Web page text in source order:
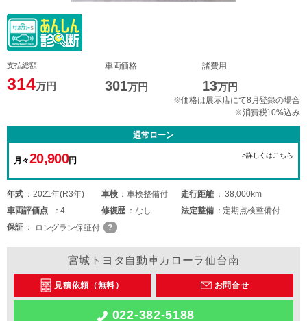
支払総額
314万円
車両価格
301万円
諸費用
13万円
※価格は展示店にて8月登録の場合
※消費税10%込み
通常ローン
月々20,900円
>詳しくはこちら
年式 2021年(R3年) 車検 車検整備付 走行距離
38,000km
車両評価点 4 修復歴 なし 法定整備
定期点検整備付
保証
ロングラン保証付
宮城トヨタ自動車カローラ仙台南
見積依頼（無料） お問合せ
022-382-5188